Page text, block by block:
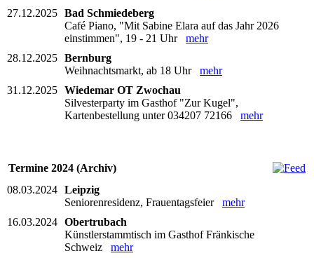
27.12.2025 Bad Schmiedeberg
Café Piano, "Mit Sabine Elara auf das Jahr 2026
einstimmen", 19 - 21 Uhr mehr
28.12.2025 Bernburg
Weihnachtsmarkt, ab 18 Uhr mehr
31.12.2025 Wiedemar OT Zwochau
Silvesterparty im Gasthof "Zur Kugel",
Kartenbestellung unter 034207 72166 mehr
Termine 2024 (Archiv)
08.03.2024 Leipzig
Seniorenresidenz, Frauentagsfeier mehr
16.03.2024 Obertrubach
Künstlerstammtisch im Gasthof Fränkische
Schweiz mehr